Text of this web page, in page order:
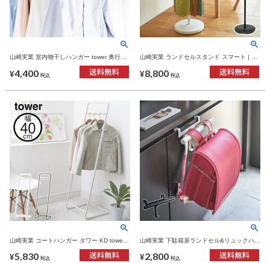
山崎実業 室内物干しハンガー tower 奥行ワ
イド | インテリア雑貨・タワーシリーズ
¥4,400 税込
山崎実業 ランドセルスタンド スマート | 収
納スタンド・インテリア雑貨
¥8,800 税込
山崎実業 コートハンガー タワー KD tower |
¥5,830 税込
山崎実業 下駄箱扉ランドセル&リュックハン
シリーズ
¥2,800 税込